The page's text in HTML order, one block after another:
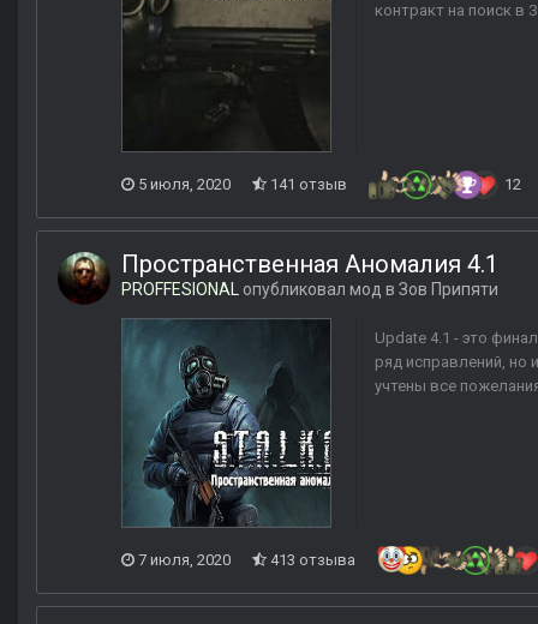
контракт на поиск в
5 июля, 2020 141 отзыв 12
Пространственная Аномалия 4.1
PROFFESIONAL опубликовал мод в Зов Припяти
Update 4.1 - это
ряд исправлений, но
учтены все
7 июля, 2020 413 отзыва